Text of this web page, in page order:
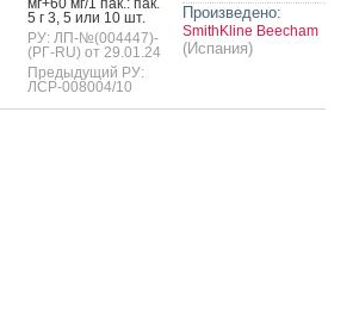
мг+60 мг/1 пак.: пак.
5 г 3, 5 или 10 шт.
РУ: ЛП-№(004447)-
(РГ-RU) от 29.01.24
Предыдущий РУ:
ЛСР-008004/10
Произведено:
SmithKline Beecham
(Испания)